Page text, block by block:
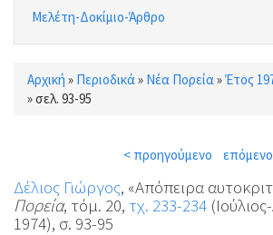
Μελέτη-Δοκίμιο-Άρθρο
Είστε εδώ
Αρχική » Περιοδικά » Νέα Πορεία »Έτος
»σελ. 93-95
< προηγούμενο
Δέλιος Γιώργος, «Απόπειρα
Πορεία, τόμ. 20, τχ. 233-234
1974), σ. 93-95